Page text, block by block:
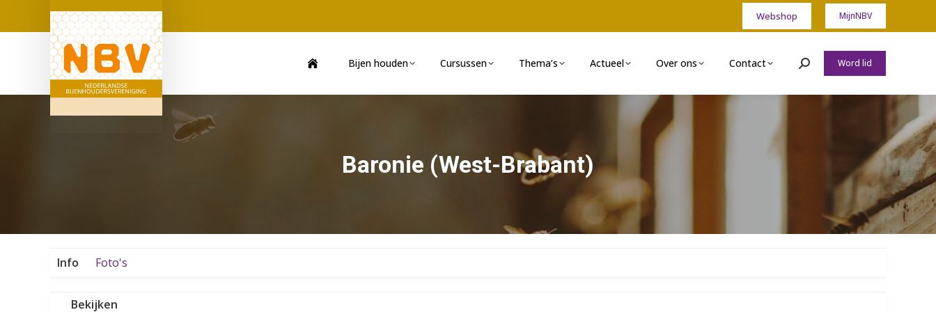
Webshop MijnNBV
Bijen houden Cursussen Thema’s Actueel Over ons Contact Zoeken:Word lid
Baronie (West-Brabant)
Info Foto's
Bekijken